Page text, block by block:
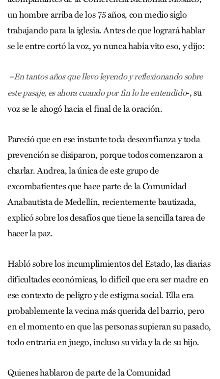
un hombre arriba de los 75 años, con medio siglo
trabajando para la iglesia. Antes de que logrará hablar
se le entre cortó la voz, yo nunca había vito eso, y dijo:
–En tantos años que llevo leyendo y reflexionando sobre
este pasaje, es ahora cuando por fin lo he entendido-, su
voz se le ahogó hacia el final de la oración.
Pareció que en ese instante toda desconfianza y toda
prevención se disiparon, porque todos comenzaron a
charlar. Andrea, la única de este grupo de
excombatientes que hace parte de la Comunidad
Anabautista de Medellín, recientemente bautizada,
explicó sobre los desafíos que tiene la sencilla tarea de
hacer la paz.
Habló sobre los incumplimientos del Estado, las diarias
dificultades económicas, lo difícil que era ser madre en
ese contexto de peligro y de estigma social. Ella era
probablemente la vecina más querida del barrio, pero
en el momento en que las personas supieran su pasado,
todo entraría en juego, incluso su vida y la de su hijo.
Quienes hablaron de parte de la Comunidad